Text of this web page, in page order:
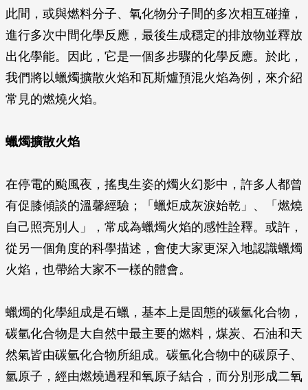
此間，或與燃料分子、氧化物分子間的多次相互碰撞，
進行多次中間化學反應，最後生成穩定的排放物並釋放
出化學能。因此，它是一個多步驟的化學反應。於此，
我們將以蠟燭擴散火焰和瓦斯爐預混火焰為例，來介紹
常見的燃燒火焰。
蠟燭擴散火焰
在停電的颱風夜，搖曳生姿的燭火幻影中，許多人都曾
有促膝傾談的溫馨經驗；「蠟炬成灰淚始乾」、「燃燒
自己照亮別人」，常成為蠟燭火焰的感性詮釋。或許，
從另一個角度的科學描述，會使大家更深入地認識蠟燭
火焰，也帶給大家不一樣的體會。
蠟燭的化學組成是石蠟，基本上是固態的碳氫化合物，
碳氫化合物是大自然中最主要的燃料，煤炭、石油和天
然氣皆由碳氫化合物所組成。碳氫化合物中的碳原子、
氫原子，經由燃燒過程和氧原子結合，而分別形成二氧